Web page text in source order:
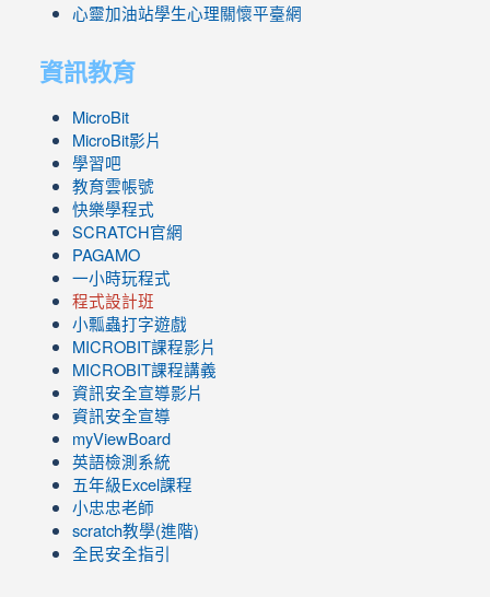
心靈加油站學生心理關懷平臺網
資訊教育
MicroBit
MicroBit影片
學習吧
教育雲帳號
快樂學程式
SCRATCH官網
PAGAMO
一小時玩程式
程式設計班
小瓢蟲打字遊戲
link
to
https://www.youtube.com/channel/UC8LghzcV5-
ZBGmXwlbUndNA/videos?
view=0&sort=dd&shelf_id=0
MICROBIT課程影片
link
to
https://www.youtube.com/channel/UC8LghzcV5-
ZBGmXwlbUndNA/videos?
view=0&sort=dd&shelf_id=0
MICROBIT課程講義
資訊安全宣導影片
資訊安全宣導
myViewBoard
英語檢測系統
五年級Excel課程
小忠忠老師
scratch教學(進階)
全民安全指引